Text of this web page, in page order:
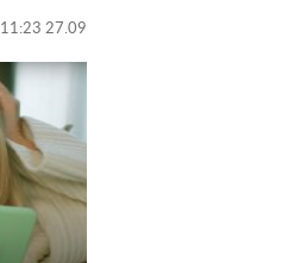
11:23 27.09